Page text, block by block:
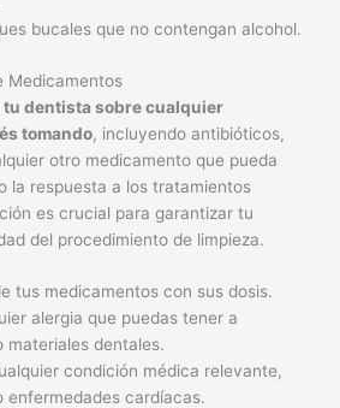
la respuesta a los tratamientos
del procedimiento de limpieza.
tus medicamentos con sus dosis.
alergia que puedas tener a
materiales dentales.
condición médica relevante,
enfermedades cardíacas.
menor,llevar ropa cómoda te
la limpieza. Recuerda que la
un tiempo y sentirte cómodo te
mejor experiencia. Evita usar ropa